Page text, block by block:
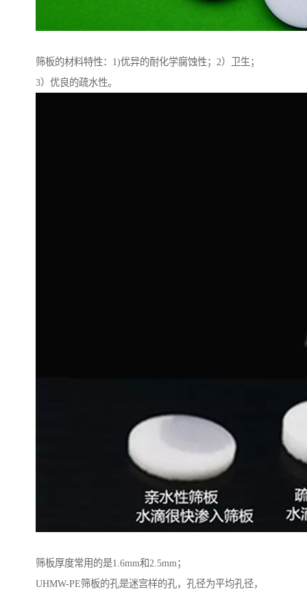
筛板的材料特性：1)优异的耐化学腐蚀性；2）卫生；
3）优良的疏水性。
筛板厚度常用的是1.6mm和2.5mm；
UHMW-PE筛板的孔是迷宫样的孔，孔径为平均孔径，